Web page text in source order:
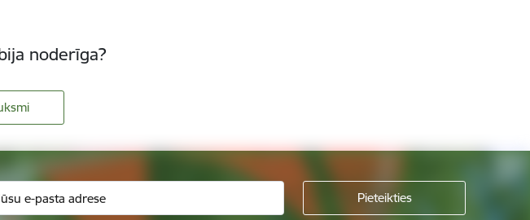
noderīga?